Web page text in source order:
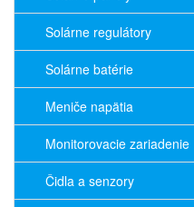
Solárne regulátory
Solárne batérie
Meniče napätia
Monitorovacie zariadenie
Čidla a senzory